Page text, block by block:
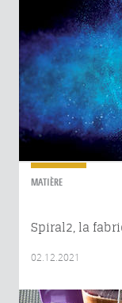
MATIÈRE
Spiral2, la
02.12.2021